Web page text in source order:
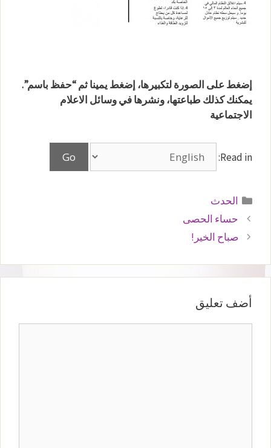
إضغط على الصورة لتكبيرها، إضغط يمينا ثم “حفظ باسم”.
يمكنك كذلك طباعتها، ونشرها في وسائل الاعلام
الاجتماعية
Read in:
التصنيفات
الحدث
حساء الحصى
صباح الخير!
أضف تعليق